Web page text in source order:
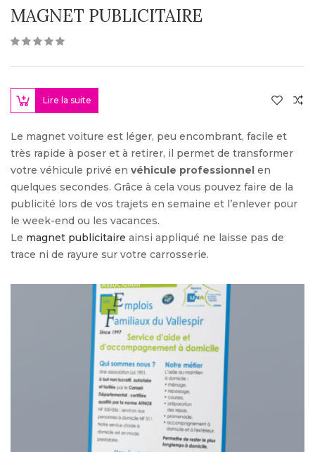
MAGNET PUBLICITAIRE
Lire la suite
Le magnet voiture est léger, peu encombrant, facile et
très rapide à poser et à retirer, il permet de transformer
votre véhicule privé en véhicule professionnel en
quelques secondes. Grâce à cela vous pouvez faire de la
publicité lors de vos trajets en semaine et l’enlever pour
le week-end ou les vacances.
Le magnet publicitaire ainsi appliqué ne laisse pas de
trace ni de rayure sur votre carrosserie.